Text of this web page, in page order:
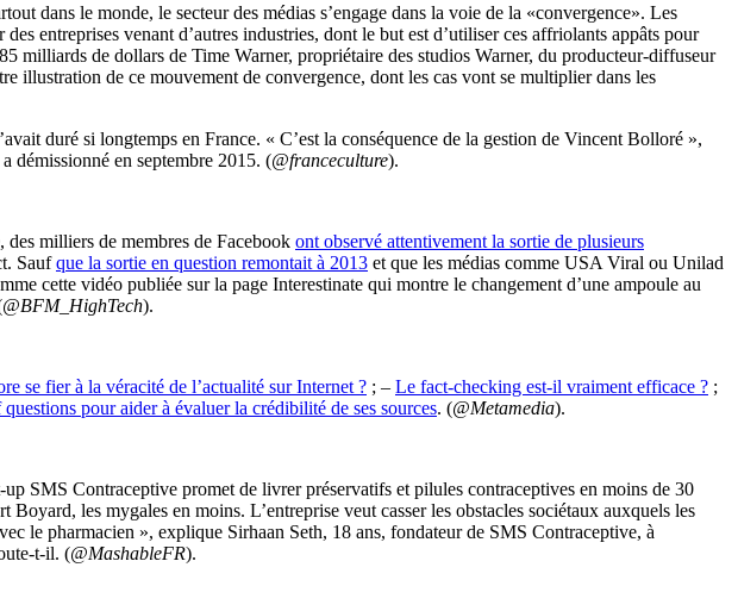
dans le monde, le secteur des médias s’engage dans la voie de la «convergence». Les
entreprises venant d’autres industries, dont le but est d’utiliser ces affriolants appâts pour
milliards de dollars de Time Warner, propriétaire des studios Warner, du producteur-diffuseur
de ce mouvement de convergence, dont les cas vont se multiplier dans les
duré si longtemps en France. « C’est la conséquence de la gestion de Vincent Bolloré »,
démissionné en septembre 2015. (@franceculture).
des milliers de membres de Facebook ont observé attentivement la sortie de plusieurs
Saufque la sortie en question remontait à 2013 et que les médias comme USA Viral ou Unilad
cette vidéo publiée sur la page Interestinate qui montre le changement d’une ampoule au
@BFM_HighTech).
se fier à la véracité de l’actualité sur Internet ? ; – Le fact-checking est-il vraiment efficace ? ;
pour aider à évaluer la crédibilité de ses sources. (@Metamedia).
up SMS Contraceptive promet de livrer préservatifs et pilules contraceptives en moins de 30
les mygales en moins. L’entreprise veut casser les obstacles sociétaux auxquels les
le pharmacien », explique Sirhaan Seth, 18 ans, fondateur de SMS Contraceptive, à
t-il. (@MashableFR).